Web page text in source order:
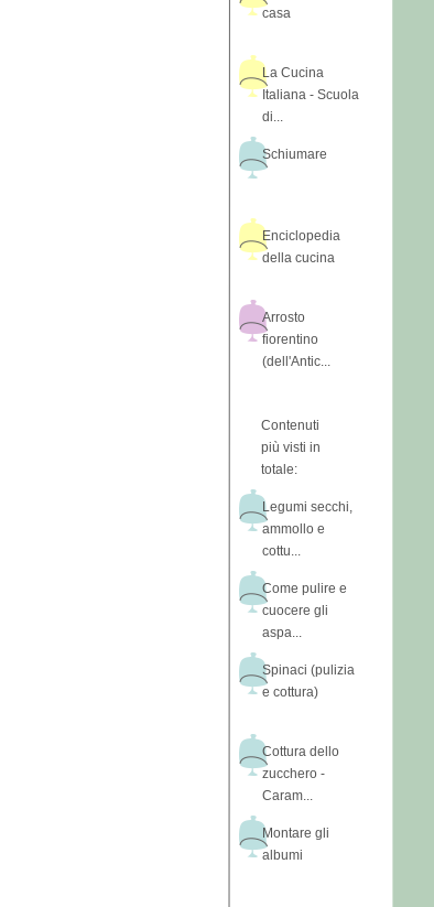
casa
La Cucina
Italiana - Scuola
di...
Schiumare
Enciclopedia
della cucina
Arrosto
fiorentino
(dell'Antic...
Contenuti
più visti in
totale:
Legumi secchi,
ammollo e
cottu...
Come pulire e
cuocere gli
aspa...
Spinaci (pulizia
e cottura)
Cottura dello
zucchero -
Caram...
Montare gli
albumi